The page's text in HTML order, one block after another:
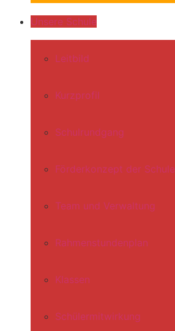
Unsere Schule
Leitbild
Kurzprofil
Schulrundgang
Förderkonzept der Schule
Team und Verwaltung
Rahmenstundenplan
Klassen
Schülermitwirkung